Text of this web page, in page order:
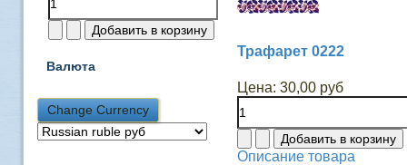
Валюта
Трафарет 0222
Цена: 30,00 руб
Описание товара